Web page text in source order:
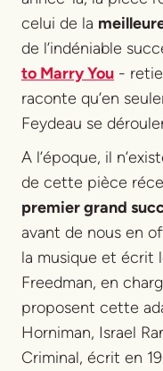
celui de la
de l’indéniable
to Marry You -
raconte qu’en
Feydeau se
A l’époque, il
de cette pièce
premier grand
avant de nous en
la musique et écrit
Freedman, en
proposent cette
Horniman, Israel
Criminal, écrit en